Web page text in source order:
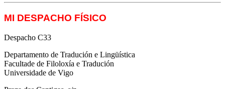
MI DESPACHO FÍSICO
Despacho C33
Departamento de Tradución e Lingüística
Facultade de Filoloxía e Tradución
Universidade de Vigo